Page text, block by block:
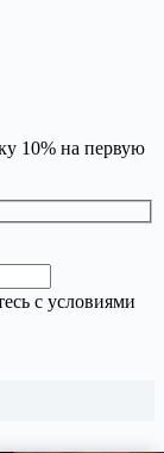
10% на первую
с условиями